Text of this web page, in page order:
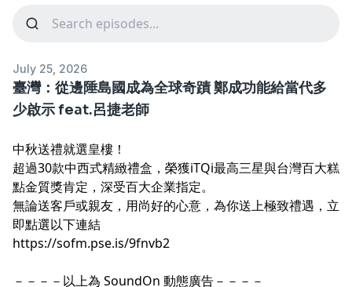
July 25, 2026
臺灣：從邊陲島國成為全球奇蹟 鄭成功能給當代多
少啟示 feat.呂捷老師
中秋送禮就選皇樓！
超過30款中西式精緻禮盒，榮獲iTQi最高三星與台灣百大糕
點金質獎肯定，深受百大企業指定。
無論送客戶或親友，用尚好的心意，為你送上極致禮遇，立
即點選以下連結
https://sofm.pse.is/9fnvb2
－－－－以上為 SoundOn 動態廣告－－－－